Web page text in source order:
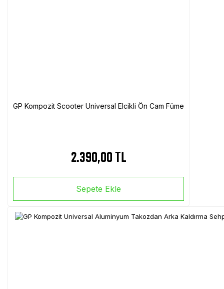
GP Kompozit Scooter Universal Elcikli Ön Cam Füme
2.390,00 TL
Sepete Ekle